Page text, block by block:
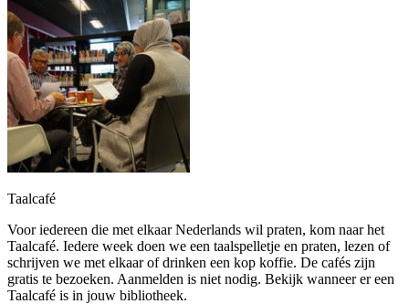
Taalcafé
Voor iedereen die met elkaar Nederlands wil praten, kom naar het
Taalcafé. Iedere week doen we een taalspelletje en praten, lezen of
schrijven we met elkaar of drinken een kop koffie. De cafés zijn
gratis te bezoeken. Aanmelden is niet nodig. Bekijk wanneer er een
Taalcafé is in jouw bibliotheek.